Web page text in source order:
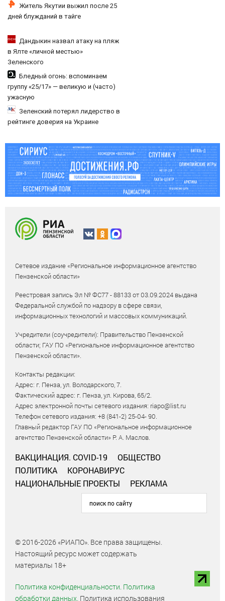
Житель Якутии выжил после 25
дней блужданий в тайге
Дандыкин назвал атаку на пляж
в Ялте «личной местью»
Зеленского
Бледный огонь: вспоминаем
группу «25/17» — великую и (часто)
ужасную
Зеленский потерял лидерство в
рейтинге доверия на Украине
Сетевое издание «Региональное информационное агентство
Пензенской области»
Реестровая запись Эл № ФС77 - 88133 от 03.09.2024 выдана
Федеральной службой по надзору в сфере связи,
информационных технологий и массовых коммуникаций.
Учредители (соучредители): Правительство Пензенской
области; ГАУ ПО «Региональное информационное агентство
Пензенской области».
Контакты редакции:
Адрес: г. Пенза, ул. Володарского, 7.
Фактический адрес: г. Пенза, ул. Кирова, 65/2.
Адрес электронной почты сетевого издания: riapo@list.ru
Телефон сетевого издания: +8 (841-2) 25-04- 90.
Главный редактор ГАУ ПО «Региональное информационное
агентство Пензенской области» Р. А. Маслов.
ВАКЦИНАЦИЯ. COVID-19
ОБЩЕСТВО
ПОЛИТИКА
КОРОНАВИРУС
НАЦИОНАЛЬНЫЕ ПРОЕКТЫ
РЕКЛАМА
© 2016-2026 «РИАПО». Все права защищены.
Настоящий ресурс может содержать
материалы 18+
Политика конфиденциальности. Политика
обработки данных. Политика использования